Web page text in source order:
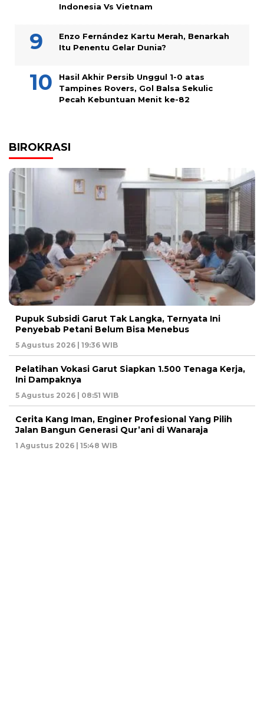
Indonesia Vs Vietnam
Enzo Fernández Kartu Merah, Benarkah
Itu Penentu Gelar Dunia?
Hasil Akhir Persib Unggul 1-0 atas
Tampines Rovers, Gol Balsa Sekulic
Pecah Kebuntuan Menit ke-82
BIROKRASI
Pupuk Subsidi Garut Tak Langka, Ternyata Ini
Penyebab Petani Belum Bisa Menebus
5 Agustus 2026 | 19:36 WIB
Pelatihan Vokasi Garut Siapkan 1.500 Tenaga Kerja,
Ini Dampaknya
5 Agustus 2026 | 08:51 WIB
Cerita Kang Iman, Enginer Profesional Yang Pilih
Jalan Bangun Generasi Qur’ani di Wanaraja
1 Agustus 2026 | 15:48 WIB